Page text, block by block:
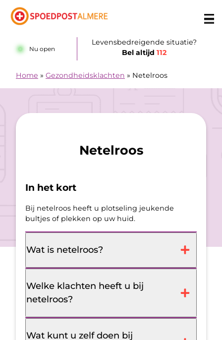
Nu open
Levensbedreigende situatie?
Bel altijd112
Home » Gezondheidsklachten » Netelroos
Netelroos
In het kort
Bij netelroos heeft u plotseling jeukende
bultjes of plekken op uw huid.
Wat is netelroos?
Welke klachten heeft u bij
netelroos?
Wat kunt u zelf doen bij